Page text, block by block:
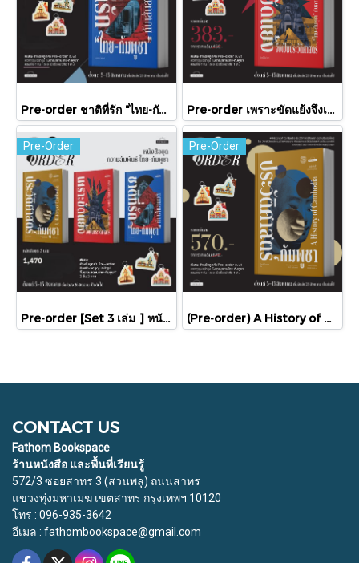
Pre-order ชาติที่รัก "ไทย-กัมพูชา" กับเส้นสมมติ / พวงทอง ภวัครพันธุ์ / มติชน Pre-order เพราะขัดแย้งจึงเป็นประวัติศาสตร์ "ไทย-กัมพูชา" กับความสัมพันธ์หวานปนขม / มติชน
Pre-Order
Pre-order [Set 3 เล่ม ] หนังสือชุดความสัมพันธ์ "ไทย-กัมพูชา" / มติชน
Pre-Order
(Pre-order) A History of Cambodia ประวัติศาสตร์กัมพูชา (ฉบับปรับปรุงใหม่) / David Chandler / มติชน
CONTACT US
Fathom Bookspace
ร้านหนังสือ และพื้นที่เรียนรู้
572/3 ซอยสาทร 3 (สวนพลู) ถนนสาทร
แขวงทุ่งมหาเมฆ เขตสาทร กรุงเทพฯ 10120
โทร : 096-935-3642
อีเมล : fathombookspace@gmail.com